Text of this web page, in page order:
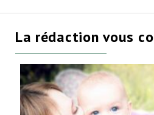
La rédaction vous